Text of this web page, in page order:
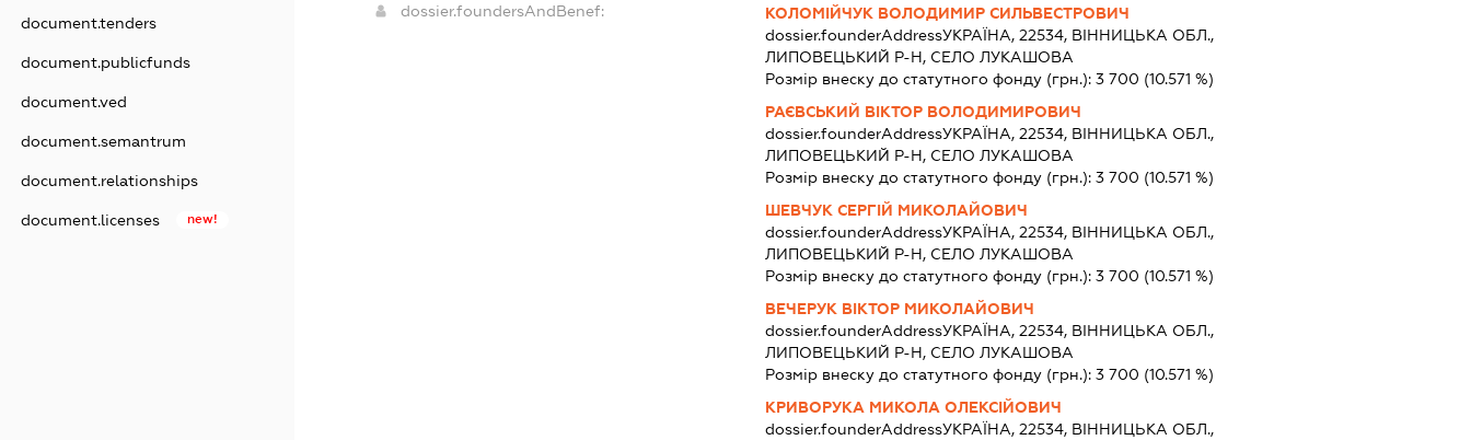
document.tenders
document.publicfunds
document.ved
document.semantrum
document.relationships
document.licenses new!
dossier.foundersAndBenef:
КОЛОМІЙЧУК ВОЛОДИМИР СИЛЬВЕСТРОВИЧ
dossier.founderAddressУКРАЇНА, 22534, ВІННИЦЬКА ОБЛ.,
ЛИПОВЕЦЬКИЙ Р-Н, СЕЛО ЛУКАШОВА
Розмір внеску до статутного фонду (грн.):3 700 (10.571 %)
РАЄВСЬКИЙ ВІКТОР ВОЛОДИМИРОВИЧ
dossier.founderAddressУКРАЇНА, 22534, ВІННИЦЬКА ОБЛ.,
ЛИПОВЕЦЬКИЙ Р-Н, СЕЛО ЛУКАШОВА
Розмір внеску до статутного фонду (грн.):3 700 (10.571 %)
ШЕВЧУК СЕРГІЙ МИКОЛАЙОВИЧ
dossier.founderAddressУКРАЇНА, 22534, ВІННИЦЬКА ОБЛ.,
ЛИПОВЕЦЬКИЙ Р-Н, СЕЛО ЛУКАШОВА
Розмір внеску до статутного фонду (грн.):3 700 (10.571 %)
ВЕЧЕРУК ВІКТОР МИКОЛАЙОВИЧ
dossier.founderAddressУКРАЇНА, 22534, ВІННИЦЬКА ОБЛ.,
ЛИПОВЕЦЬКИЙ Р-Н, СЕЛО ЛУКАШОВА
Розмір внеску до статутного фонду (грн.):3 700 (10.571 %)
КРИВОРУКА МИКОЛА ОЛЕКСІЙОВИЧ
dossier.founderAddressУКРАЇНА, 22534, ВІННИЦЬКА ОБЛ.,